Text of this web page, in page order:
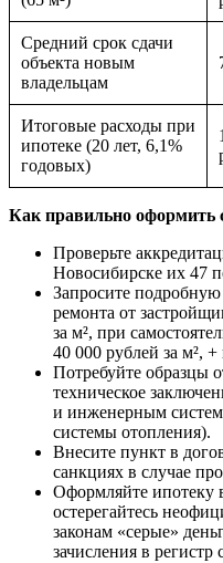
Средний срок сдачи
объекта новым
владельцам
Итоговые расходы при
ипотеке (20 лет, 6,1%
годовых)
Как правильно оформить
Проверьте
Новосибирске их 47
Запросите
ремонта от
за м², при
40 000 рублей за м², +
Потребуйте образцы
техническое
и инженерным
системы отопления).
Внесите пункт в
санкциях в случае
Оформляйте ипотеку
остерегайтесь
законам «серые»
зачисления в регистр